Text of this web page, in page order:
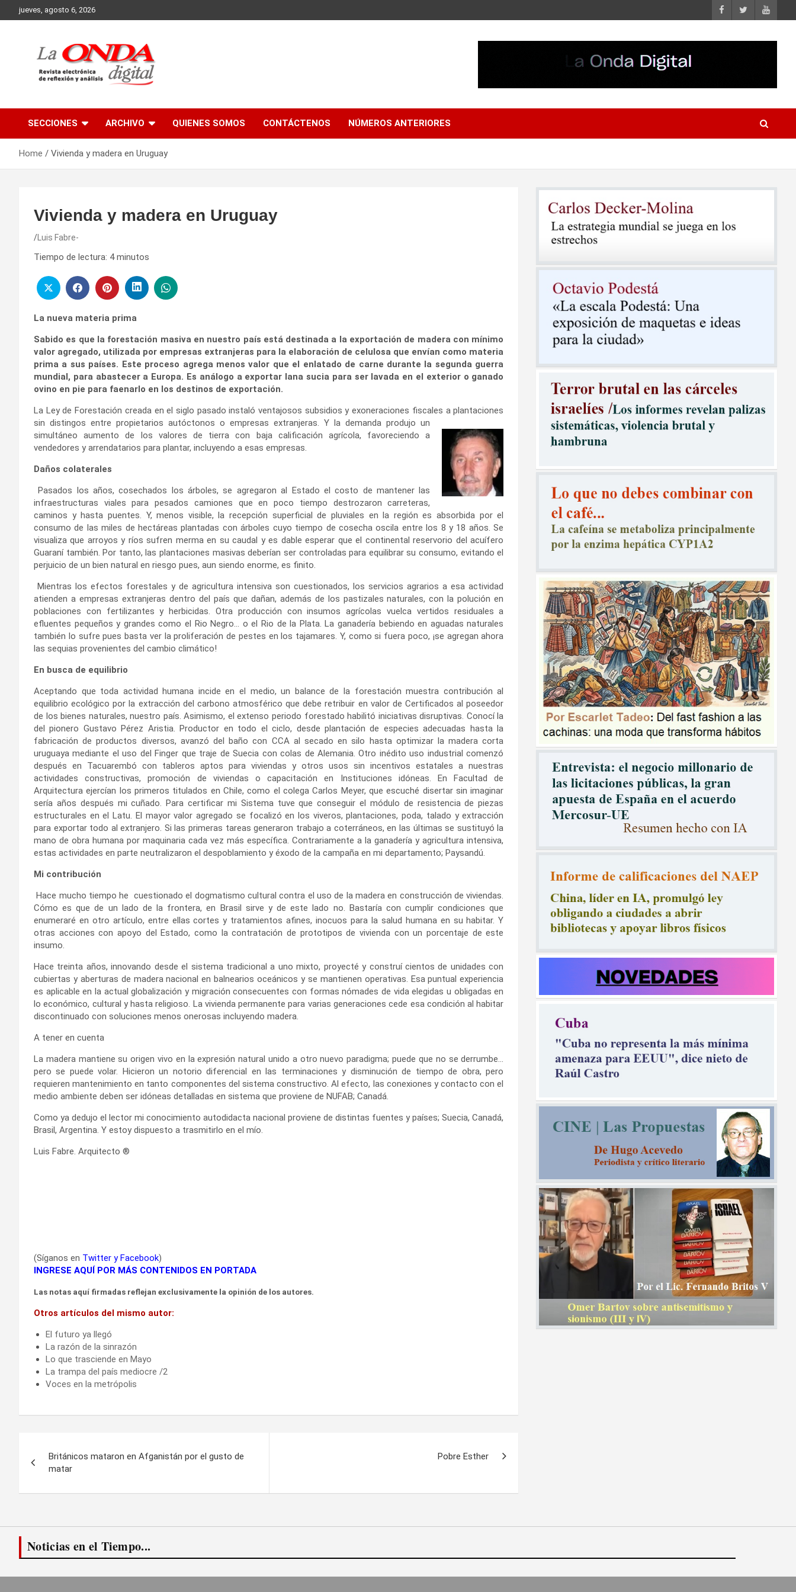
to
jueves, agosto 6, 2026
SECCIONES ARCHIVO QUIENES SOMOS CONTÁCTENOS NÚMEROS ANTERIORES
Home Vivienda y madera en Uruguay
Vivienda y madera en Uruguay
Luis Fabre-
Tiempo de lectura: 4 minutos
La nueva materia prima
Sabido es que la forestación masiva en nuestro país está destinada a la exportación de madera con mínimo
valor agregado, utilizada por empresas extranjeras para la elaboración de celulosa que envían como materia
prima a sus países. Este proceso agrega menos valor que el enlatado de carne durante la segunda guerra
mundial, para abastecer a Europa. Es análogo a exportar lana sucia para ser lavada en el exterior o ganado
ovino en pie para faenarlo en los destinos de exportación.
La Ley de Forestación creada en el siglo pasado instaló ventajosos subsidios y exoneraciones fiscales a plantaciones
sin distingos entre propietarios autóctonos o empresas extranjeras. Y la demandaprodujo un
simultáneo aumento de los valores de tierra con baja calificación agrícola, favoreciendo a
vendedores y arrendatarios para plantar, incluyendo a esas empresas.
Daños colaterales
Pasados los años, cosechados los árboles, se agregaron al Estado el costo de mantener las
infraestructuras viales para pesados camiones que en poco tiempo destrozaron carreteras,
caminos y hasta puentes. Y, menos visible, la recepción superficial de pluviales en la región es absorbida por el
consumo de las miles de hectáreas plantadas con árboles cuyo tiempo de cosecha oscila entre los 8 y 18 años. Se
visualiza que arroyos y ríos sufren merma en su caudal y es dable esperar que el continental reservorio del acuífero
Guaraní también. Por tanto, las plantaciones masivas deberían ser controladas para equilibrar su consumo, evitando el
perjuicio de un bien natural en riesgo pues, aun siendo enorme, es finito.
Mientras los efectos forestales y de agricultura intensiva son cuestionados, los servicios agrarios a esa actividad
atienden a empresas extranjeras dentro del país que dañan, además de los pastizales naturales, con la polución en
poblaciones con fertilizantes y herbicidas. Otra producción con insumos agrícolas vuelca vertidos residuales a
efluentes pequeños y grandes como el Rio Negro… o el Rio de la Plata. La ganadería bebiendo en aguadas naturales
también lo sufre pues basta ver la proliferación de pestes en los tajamares. Y, como si fuera poco, ¡se agregan ahora
las sequias provenientes del cambio climático!
En busca de equilibrio
Aceptando que toda actividad humana incide en el medio, un balance de la forestación muestra contribución al
equilibrio ecológico por la extracción del carbono atmosférico que debe retribuir en valor de Certificados al poseedor
de los bienes naturales, nuestro país. Asimismo, el extenso periodo forestado habilitó iniciativas disruptivas. Conocí la
del pionero Gustavo Pérez Aristia. Productor en todo el ciclo, desde plantación de especies adecuadas hasta la
fabricación de productos diversos, avanzó del baño con CCA al secado en silo hasta optimizar la madera corta
uruguaya mediante el uso del Finger que traje de Suecia con colas de Alemania. Otro inédito uso industrial comenzó
después en Tacuarembó con tableros aptos para viviendas y otros usos sin incentivos estatales a nuestras
actividades constructivas, promoción de viviendas o capacitación en Instituciones idóneas. En Facultad de
Arquitectura ejercían los primeros titulados en Chile, como el colega Carlos Meyer, que escuché disertar sin imaginar
sería años después mi cuñado. Para certificar mi Sistema tuve que conseguir el módulo de resistencia de piezas
estructurales en el Latu. El mayor valor agregado se focalizó en los viveros, plantaciones, poda, talado y extracción
para exportar todo al extranjero. Si las primeras tareas generaron trabajo a coterráneos, en las últimas se sustituyó la
mano de obra humana por maquinaria cada vez más específica. Contrariamente a la ganadería y agricultura intensiva,
estas actividades en parte neutralizaron el despoblamiento y éxodo de la campaña en mi departamento; Paysandú.
Mi contribución
Hace mucho tiempo he cuestionado el dogmatismo cultural contra el uso de la madera en construcción de viviendas.
Cómo es que de un lado de la frontera, en Brasil sirve y de este lado no. Bastaría con cumplir condiciones que
enumeraré en otro artículo, entre ellas cortes y tratamientos afines, inocuos para la salud humana en su habitar. Y
otras acciones con apoyo del Estado, como la contratación de prototipos de vivienda con un porcentaje de este
insumo.
Hace treinta años, innovando desde el sistema tradicional a uno mixto, proyecté y construí cientos de unidades con
cubiertas y aberturas de madera nacional en balnearios oceánicos y se mantienen operativas. Esa puntual experiencia
es aplicable en la actual globalización y migración consecuentes con formas nómades de vida elegidas u obligadas en
lo económico, cultural y hasta religioso. La vivienda permanente para varias generaciones cede esa condición al habitar
discontinuado con soluciones menos onerosas incluyendo madera.
A tener en cuenta
La madera mantiene su origen vivo en la expresión natural unido a otro nuevo paradigma; puede que no se derrumbe…
pero se puede volar. Hicieron un notorio diferencial en las terminaciones y disminución de tiempo de obra, pero
requieren mantenimiento en tanto componentes del sistema constructivo. Al efecto, las conexiones y contacto con el
medio ambiente deben ser idóneas detalladas en sistema que proviene de NUFAB; Canadá.
Como ya dedujo el lector mi conocimiento autodidacta nacional proviene de distintas fuentes y países; Suecia, Canadá,
Brasil, Argentina. Y estoy dispuesto a trasmitirlo en el mío.
Luis Fabre. Arquitecto ®
(Síganos en Twitter yFacebook)
INGRESE AQUÍ POR MÁS CONTENIDOS EN PORTADA
Las notas aquí firmadas reflejan exclusivamente la opinión de los autores.
Otros artículos del mismo autor:
El futuro ya llegó
La razón de la sinrazón
Lo que trasciende en Mayo
La trampa del país mediocre /2
Voces en la metrópolis
de
entradas
Británicos mataron en Afganistán por el gusto de
matar
Pobre Esther
Noticias en el Tiempo...